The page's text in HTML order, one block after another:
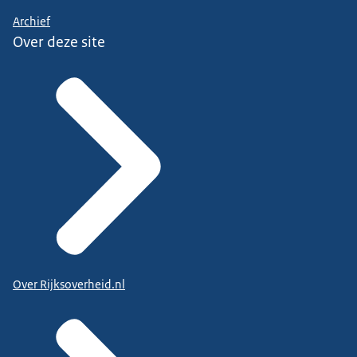
Archief
Over deze site
Over Rijksoverheid.nl